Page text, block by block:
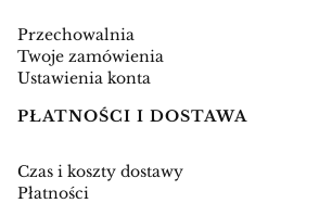
Przechowalnia
Twoje zamówienia
Ustawienia konta
PŁATNOŚCI I DOSTAWA
Czas i koszty dostawy
Płatności